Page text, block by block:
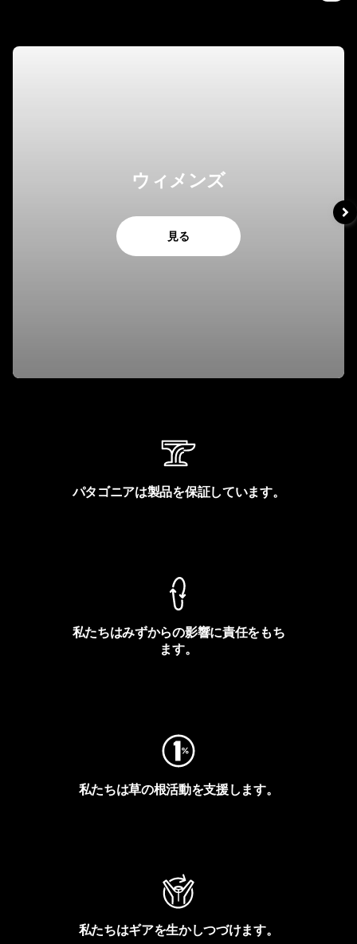
ウィメンズ
見る
パタゴニアは製品を保証しています。
私たちはみずからの影響に責任をもち
ます。
私たちは草の根活動を支援します。
私たちはギアを生かしつづけます。